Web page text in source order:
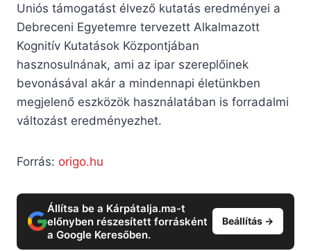
Uniós támogatást élvező kutatás eredményei a
Debreceni Egyetemre tervezett Alkalmazott
Kognitív Kutatások Központjában
hasznosulnának, ami az ipar szereplőinek
bevonásával akár a mindennapi életünkben
megjelenő eszközök használatában is forradalmi
változást eredményezhet.
Forrás: origo.hu
Állítsa be a Kárpátalja.ma-t
előnyben részesített forrásként
a Google Keresőben.
Beállítás →